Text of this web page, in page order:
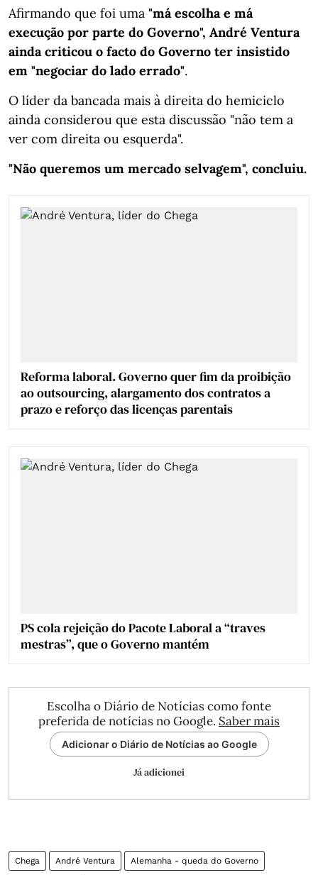
Afirmando que foi uma "má escolha e má
execução por parte do Governo", André Ventura
ainda criticou o facto do Governo ter insistido
em "negociar do lado errado".
O líder da bancada mais à direita do hemiciclo
ainda considerou que esta discussão "não tem a
ver com direita ou esquerda".
"Não queremos um mercado selvagem", concluiu.
Reforma laboral. Governo quer fim da proibição
ao outsourcing, alargamento dos contratos a
prazo e reforço das licenças parentais
PS cola rejeição do Pacote Laboral a “traves
mestras”, que o Governo mantém
Escolha o Diário de Notícias como fonte
preferida de notícias no Google. Saber mais
Adicionar o Diário de Notícias ao Google
Já adicionei
Chega André Ventura Alemanha - queda do Governo